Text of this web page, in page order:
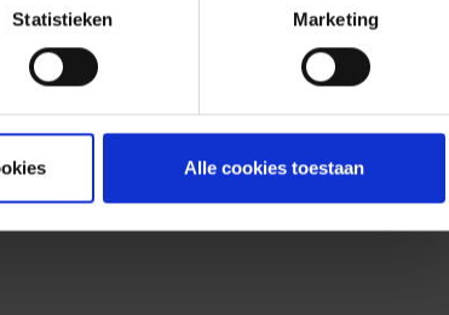
Statistieken Marketing
Alle cookies toestaan